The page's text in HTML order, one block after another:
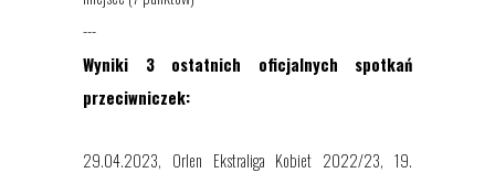
---
Wyniki 3 ostatnich oficjalnych spotkań
przeciwniczek:
29.04.2023, Orlen Ekstraliga Kobiet 2022/23, 19.